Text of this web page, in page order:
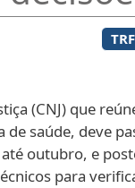
(CNJ) que
saúde, deve
outubro, e
para